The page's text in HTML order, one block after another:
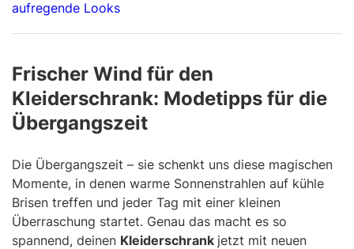
aufregende Looks
Frischer Wind für den
Kleiderschrank: Modetipps für die
Übergangszeit
Die Übergangszeit – sie schenkt uns diese magischen
Momente, in denen warme Sonnenstrahlen auf kühle
Brisen treffen und jeder Tag mit einer kleinen
Überraschung startet. Genau das macht es so
spannend, deinen Kleiderschrank jetzt mit neuen